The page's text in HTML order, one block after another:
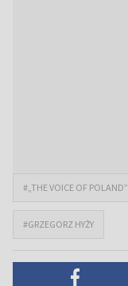
#„THE VOICE OF POLAND”
#GRZEGORZ HYŻY